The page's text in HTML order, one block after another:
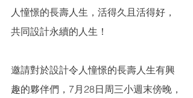
人憧憬的長壽人生，活得久且活得好，
共同設計永續的人生！
邀請對於設計令人憧憬的長壽人生有興
趣的夥伴們，7月28日周三小週末傍晚，